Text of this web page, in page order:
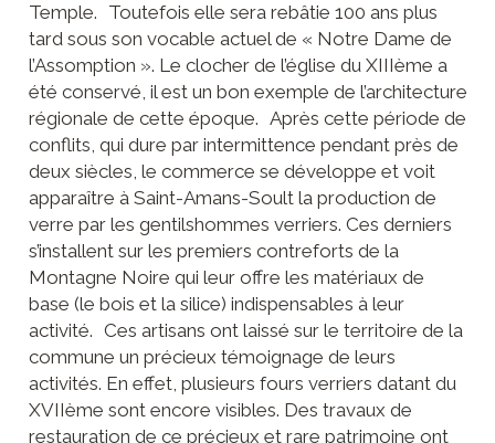
Temple. Toutefois elle sera rebâtie 100 ans plus
tard sous son vocable actuel de « Notre Dame de
l’Assomption ». Le clocher de l’église du XIIIème a
été conservé, il est un bon exemple de l’architecture
régionale de cette époque. Après cette période de
conflits, qui dure par intermittence pendant près de
deux siècles, le commerce se développe et voit
apparaître à Saint-Amans-Soult la production de
verre par les gentilshommes verriers. Ces derniers
s’installent sur les premiers contreforts de la
Montagne Noire qui leur offre les matériaux de
base (le bois et la silice) indispensables à leur
activité. Ces artisans ont laissé sur le territoire de la
commune un précieux témoignage de leurs
activités. En effet, plusieurs fours verriers datant du
XVIIème sont encore visibles. Des travaux de
restauration de ce précieux et rare patrimoine ont